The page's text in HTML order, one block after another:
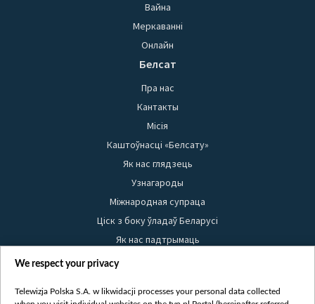
Вайна
Меркаванні
Онлайн
Белсат
Пра нас
Кантакты
Місія
Каштоўнасці «Белсату»
Як нас глядзець
Узнагароды
Міжнародная супраца
Ціск з боку ўладаў Беларусі
Як нас падтрымаць
Правілы выкарыстання матэрыялаў
Бяспека
We respect your privacy
Telewizja Polska S.A. w likwidacji processes your personal data collected